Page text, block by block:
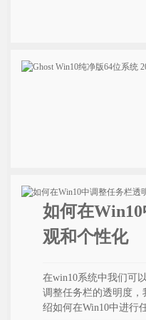
如何在
观和个性化
在win10系统中我们可
调整任务栏的透明度
绍如何在Win10中进行